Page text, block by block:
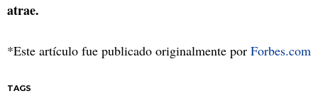
atrae.
*Este artículo fue publicado originalmente por Forbes.com
TAGS